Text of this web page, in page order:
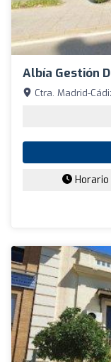
Albía Gestión
Ctra. Madrid-
Horario